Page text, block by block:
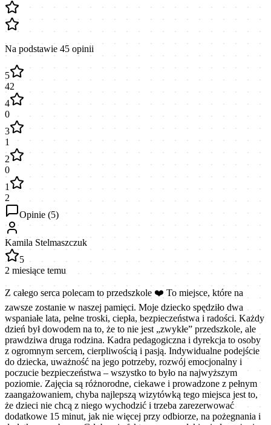
Na podstawie 45 opinii
5
42
4
0
3
1
2
0
1
2
Opinie (5)
Kamila Stelmaszczuk
5
2 miesiące temu
Z całego serca polecam to przedszkole ❤️ To miejsce, które na
zawsze zostanie w naszej pamięci. Moje dziecko spędziło dwa
wspaniałe lata, pełne troski, ciepła, bezpieczeństwa i radości. Każdy
dzień był dowodem na to, że to nie jest „zwykłe” przedszkole, ale
prawdziwa druga rodzina. Kadra pedagogiczna i dyrekcja to osoby
z ogromnym sercem, cierpliwością i pasją. Indywidualne podejście
do dziecka, uważność na jego potrzeby, rozwój emocjonalny i
poczucie bezpieczeństwa – wszystko to było na najwyższym
poziomie. Zajęcia są różnorodne, ciekawe i prowadzone z pełnym
zaangażowaniem, chyba najlepszą wizytówką tego miejsca jest to,
że dzieci nie chcą z niego wychodzić i trzeba zarezerwować
dodatkowe 15 minut, jak nie więcej przy odbiorze, na pożegnania i